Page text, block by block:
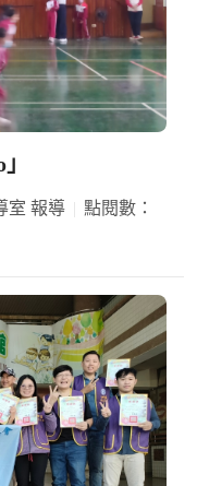
室 報導
點閱數：